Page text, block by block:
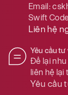
Email:
Swift
Liên hệ
Yêu cầu tư
Để lại
liên hệ lại
Yêu cầu